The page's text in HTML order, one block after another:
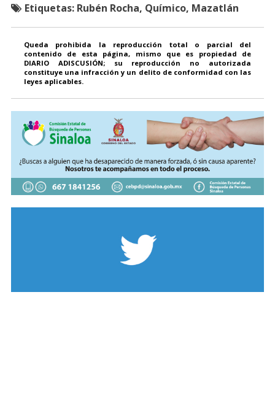
Etiquetas: Rubén Rocha, Químico, Mazatlán
Queda prohibida la reproducción total o parcial del
contenido de esta página, mismo que es propiedad de
DIARIO ADISCUSIÓN; su reproducción no autorizada
constituye una infracción y un delito de conformidad con las
leyes aplicables.